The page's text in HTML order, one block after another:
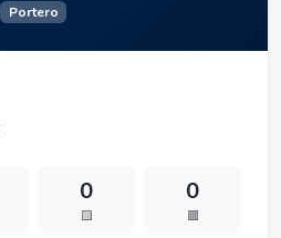
Portero
0
🟨
0
🟥